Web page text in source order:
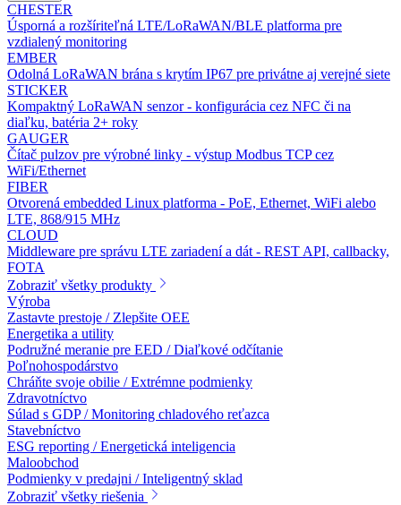
CHESTER
Úsporná a rozšíriteľná LTE/LoRaWAN/BLE platforma pre
vzdialený monitoring
EMBER
Odolná LoRaWAN brána s krytím IP67 pre privátne aj verejné siete
STICKER
Kompaktný LoRaWAN senzor - konfigurácia cez NFC či na
diaľku, batéria 2+ roky
GAUGER
Čítač pulzov pre výrobné linky - výstup Modbus TCP cez
WiFi/Ethernet
FIBER
Otvorená embedded Linux platforma - PoE, Ethernet, WiFi alebo
LTE, 868/915 MHz
CLOUD
Middleware pre správu LTE zariadení a dát - REST API, callbacky,
FOTA
Zobraziť všetky produkty
Výroba
Zastavte prestoje / Zlepšite OEE
Energetika a utility
Podružné meranie pre EED / Diaľkové odčítanie
Poľnohospodárstvo
Chráňte svoje obilie / Extrémne podmienky
Zdravotníctvo
Súlad s GDP / Monitoring chladového reťazca
Stavebníctvo
ESG reporting / Energetická inteligencia
Maloobchod
Podmienky v predajni / Inteligentný sklad
Zobraziť všetky riešenia